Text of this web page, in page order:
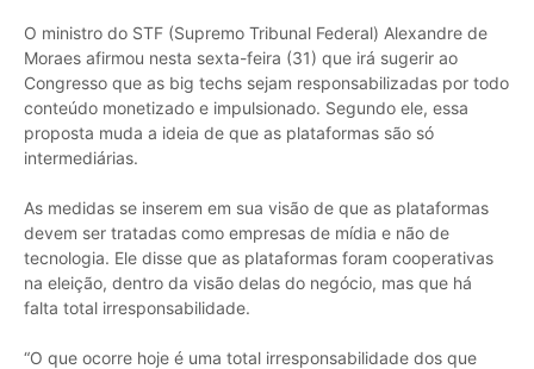
O ministro do STF (Supremo Tribunal Federal) Alexandre de
Moraes afirmou nesta sexta-feira (31) que irá sugerir ao
Congresso que as big techs sejam responsabilizadas por todo
conteúdo monetizado e impulsionado. Segundo ele, essa
proposta muda a ideia de que as plataformas são só
intermediárias.
As medidas se inserem em sua visão de que as plataformas
devem ser tratadas como empresas de mídia e não de
tecnologia. Ele disse que as plataformas foram cooperativas
na eleição, dentro da visão delas do negócio, mas que há
falta total irresponsabilidade.
“O que ocorre hoje é uma total irresponsabilidade dos que